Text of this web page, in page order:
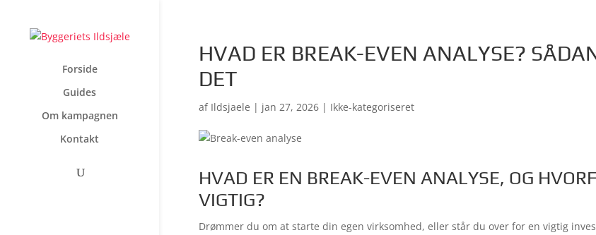
Forside
Guides
Om kampagnen
Kontakt
HVAD ER BREAK-EVEN ANALYSE?
DET
af Ildsjaele | jan 27, 2026| Ikke-kategoriseret
HVAD ER EN BREAK-EVEN ANALYSE, OG
VIGTIG?
Drømmer du om at starte din egen virksomhed, eller står du over for en vigtig